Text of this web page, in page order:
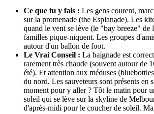
Ce que tu y fais : Les gens courent,
sur la promenade (the Esplanade). Les
quand le vent se lève (le "bay breeze" de
familles pique-niquent. Les groupes
autour d'un ballon de foot.
Le Vrai Conseil : La baignade est
rarement très chaude (souvent autour de
été). Et attention aux méduses
du nord. Les sauveteurs sont présents en
moment pour y aller ? Tôt le matin pour
soleil qui se lève sur la skyline de
d'après-midi pour le coucher de soleil.